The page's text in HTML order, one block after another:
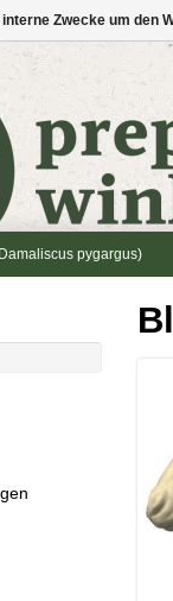
pygargus)
Zwecke um den